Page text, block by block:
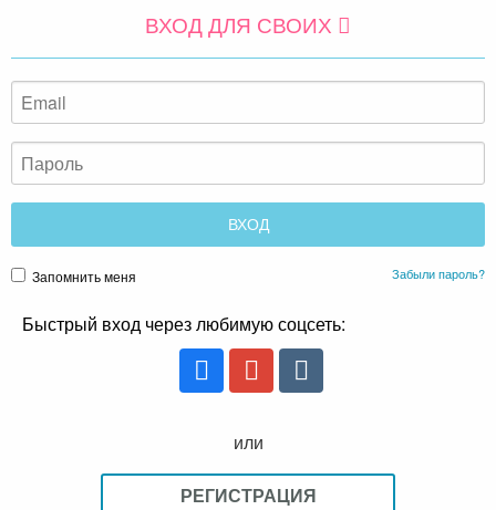
ВХОД ДЛЯ СВОИХ
Запомнить меня Забыли пароль?
Быстрый вход через любимую соцсеть:
или
РЕГИСТРАЦИЯ